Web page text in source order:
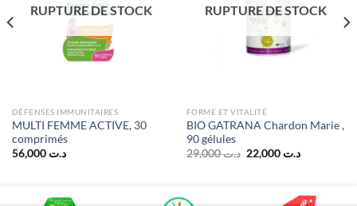
RUPTURE DE STOCK
DÉFENSES IMMUNITAIRES
MULTI FEMME ACTIVE, 30
comprimés
د.ت 56,000
RUPTURE DE STOCK
FORME ET VITALITÉ
BIO GATRANA Chardon Marie ,
90 gélules
د.ت29,000
Le
prix
د.ت 29,000.
د.ت 22,000
Le